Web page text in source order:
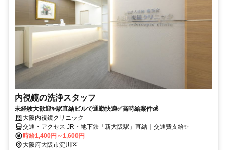
内視鏡の洗浄スタッフ
未経験大歓迎✨駅直結ビルで通勤快適✅高時給案件💰
大阪内視鏡クリニック
交通・アクセス JR・地下鉄「新大阪駅」直結｜交通費支給✨
時給1,400円～1,600円
大阪府大阪市淀川区